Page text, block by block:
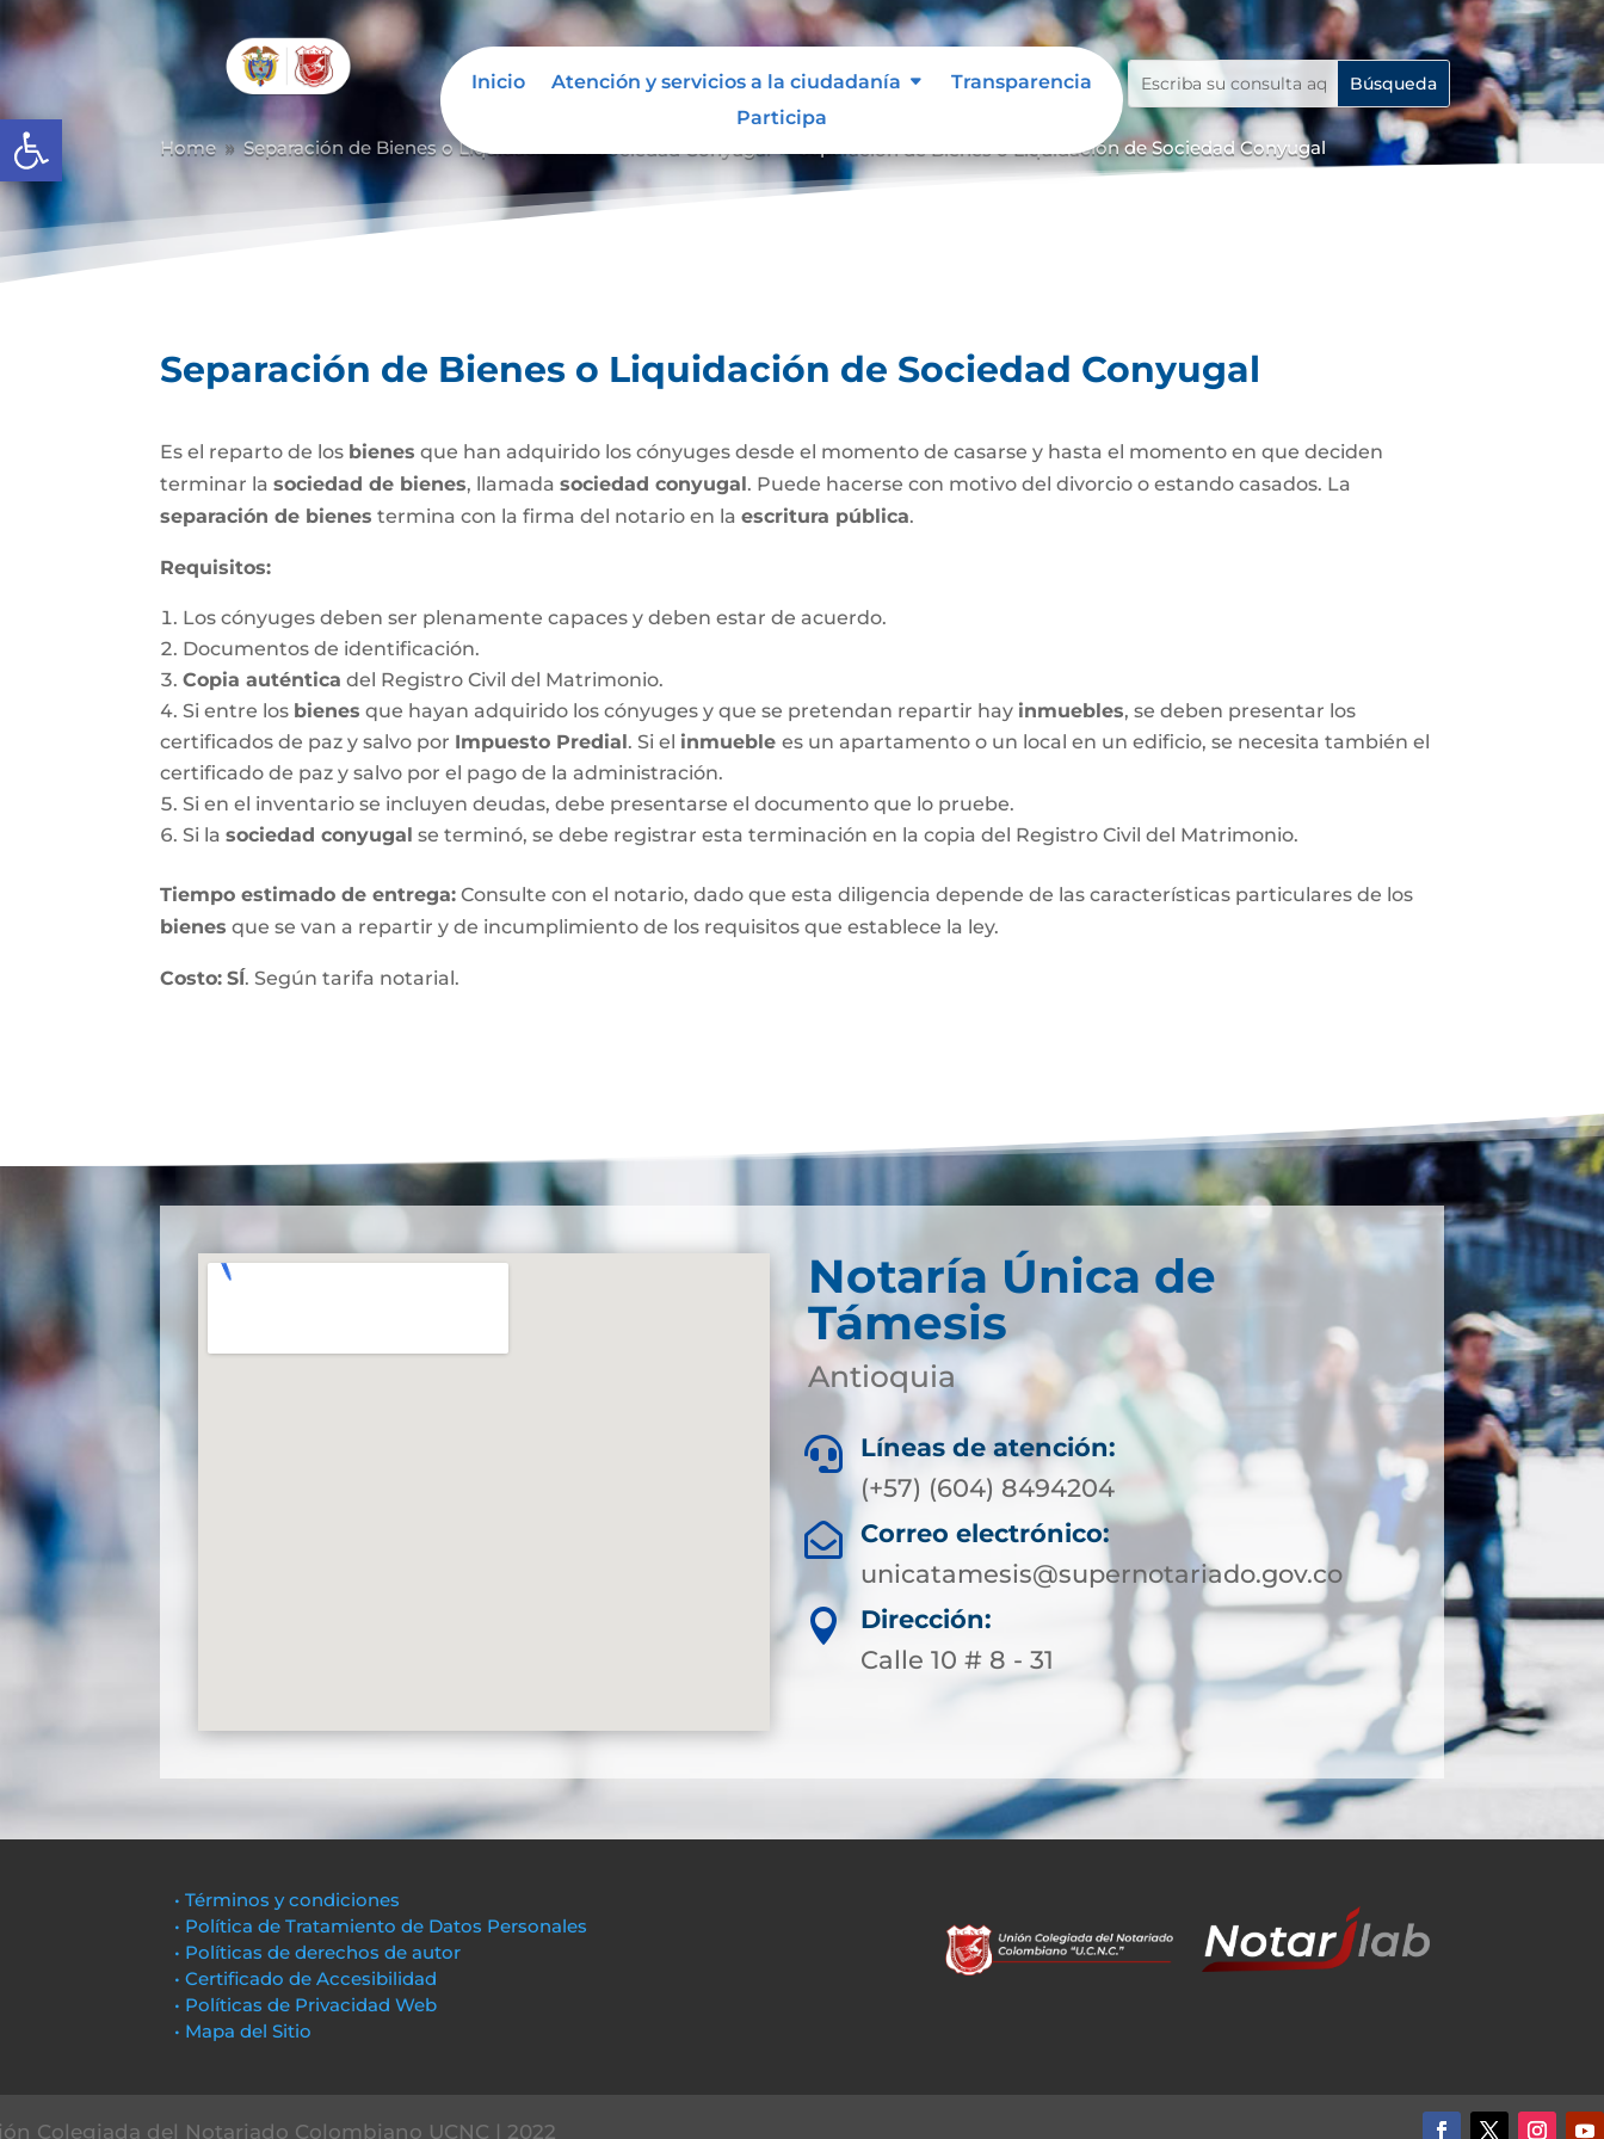
Abrir barra de herramientas
Inicio Atención y servicios a la ciudadanía
Transparencia
Participa
Home 9 Separación de Bienes o Liquidación de Sociedad Conyugal Separación de Bienes o Liquidación de Sociedad Conyugal
Separación de Bienes o Liquidación de Sociedad Conyugal
Es el reparto de los bienes que han adquirido los cónyuges desde el momento de casarse y hasta el momento en que deciden
terminar lasociedad de bienes, llamadasociedad conyugal. Puede hacerse con motivo del divorcio o estando casados. La
separación de bienes termina con la firma del notario en laescritura pública.
Requisitos:
Los cónyuges deben ser plenamente capaces y deben estar de acuerdo.
Documentos de identificación.
Copia auténtica del Registro Civil del Matrimonio.
Si entre los bienes que hayan adquirido los cónyuges y que se pretendan repartir hay inmuebles, se deben presentar los
certificados de paz y salvo por Impuesto Predial. Si el inmueblees un apartamento o un local en un edificio, se necesita también el
certificado de paz y salvo por el pago de la administración.
Si en el inventario se incluyen deudas, debe presentarse el documento que lo pruebe.
Si lasociedad conyugal se terminó, se debe registrar esta terminación en la copia del Registro Civil del Matrimonio.
Tiempo estimado de entrega: Consulte con el notario, dado que esta diligencia depende de las características particulares de los
bienes que se van a repartir y de incumplimiento de los requisitos que establece la ley.
Costo: SÍ. Según tarifa notarial.
Notaría Única de
Támesis
Antioquia

Líneas de atención:
(+57) (604) 8494204

Correo electrónico:
unicatamesis@supernotariado.gov.co

Dirección:
Calle 10 # 8 - 31
• Términos y condiciones
• Política de Tratamiento de Datos Personales
• Políticas de derechos de autor
• Certificado de Accesibilidad
• Políticas de Privacidad Web
• Mapa del Sitio
Colegiada del Notariado Colombiano UCNC | 2022